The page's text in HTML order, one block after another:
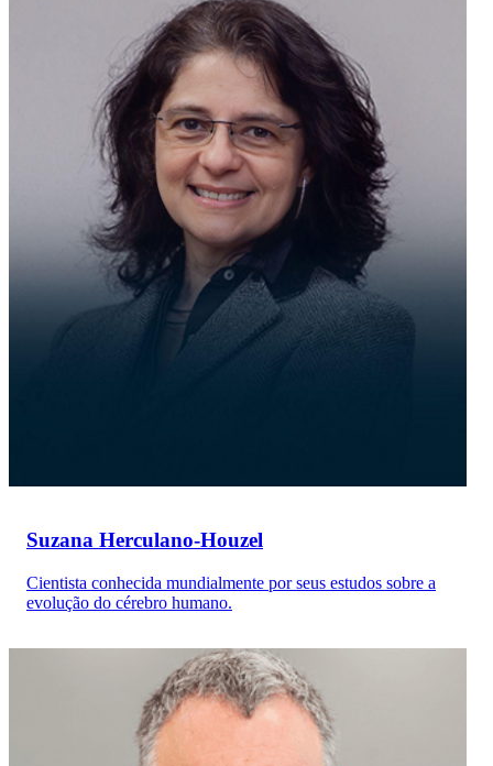
Suzana Herculano-Houzel
Cientista conhecida mundialmente por seus estudos sobre a
evolução do cérebro humano.